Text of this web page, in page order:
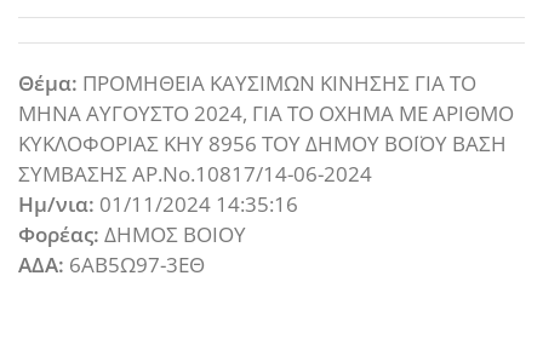
Θέμα: ΠΡΟΜΗΘΕΙΑ ΚΑΥΣΙΜΩΝ ΚΙΝΗΣΗΣ ΓΙΑ ΤΟ
ΜΗΝΑ ΑΥΓΟΥΣΤΟ 2024, ΓΙΑ ΤΟ ΟΧΗΜΑ ΜΕ ΑΡΙΘΜΟ
ΚΥΚΛΟΦΟΡΙΑΣ ΚΗΥ 8956 ΤΟΥ ΔΗΜΟΥ ΒΟΪΟΥ ΒΑΣΗ
ΣΥΜΒΑΣΗΣ ΑΡ.Νο.10817/14-06-2024
Ημ/νια: 01/11/2024 14:35:16
Φορέας: ΔΗΜΟΣ ΒΟΙΟΥ
ΑΔΑ: 6ΑΒ5Ω97-3ΕΘ